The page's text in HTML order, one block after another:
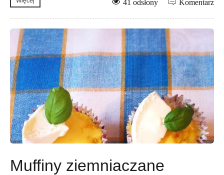
Komentarz
41 odsłony
Muffiny ziemniaczane